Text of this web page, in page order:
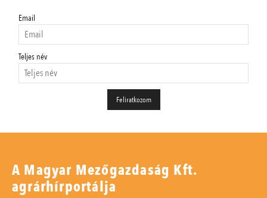
Email
Teljes név
A Magyar Mezőgazdaság Kft.
agrárhírportálja